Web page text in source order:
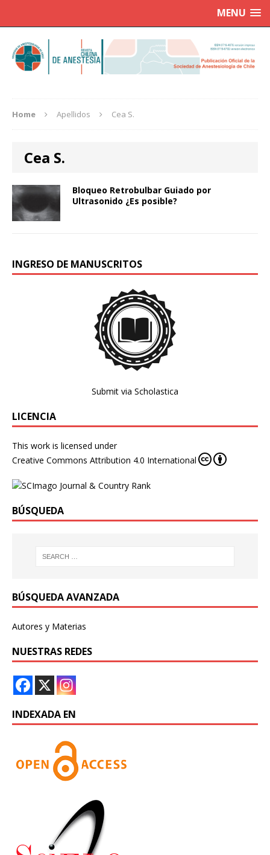
MENU
Home Apellidos Cea S.
Cea S.
Bloqueo Retrobulbar Guiado por
Ultrasonido ¿Es posible?
INGRESO DE MANUSCRITOS
Submit via Scholastica
LICENCIA
This work is licensed under
Creative Commons Attribution 4.0 International
BÚSQUEDA
BÚSQUEDA AVANZADA
Autores y Materias
NUESTRAS REDES
INDEXADA EN